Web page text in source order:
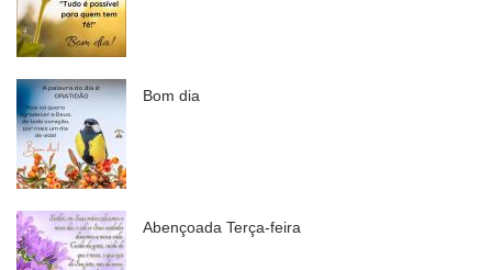
Bom dia
Abençoada Terça-feira